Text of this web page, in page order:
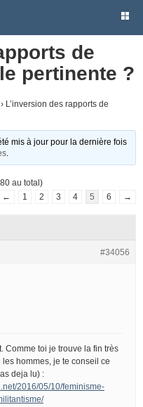
de
pertinente ?
› L’inversion des rapports de
mis à jour pour la dernière fois
au total)
←
1 2 3 4 5 6 →
#34056
Comme toi je trouve la fin très
hommes, je te conseil ce
deja lu) :
2016/05/10/feminisme-